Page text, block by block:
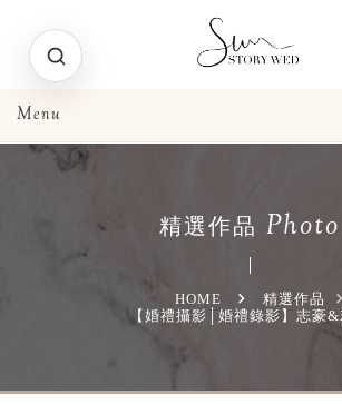
精選作品 Photo
HOME
精選作品
【婚禮攝影│婚禮錄影】志豪&